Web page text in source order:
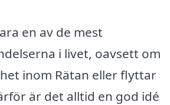
en av de mest
i livet, oavsett om
inom Rätan eller flyttar
är det alltid en god idé